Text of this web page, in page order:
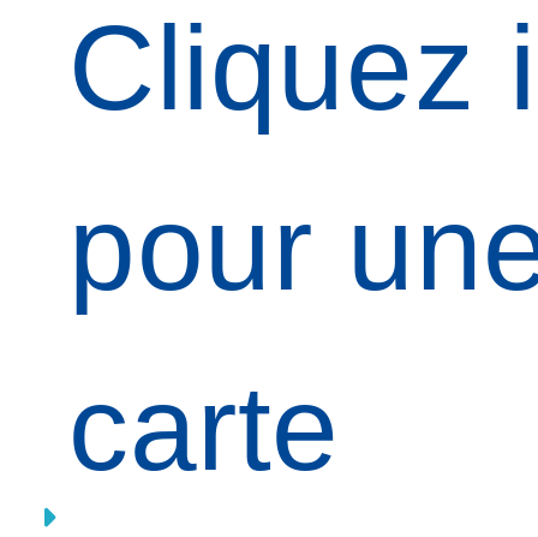
Cliquez
pour
carte